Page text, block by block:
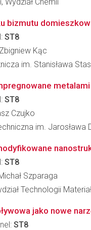
bizmutu
ST8
Kąc
im. Stanisława
ST8
Czujko
im. Jarosława
ST8
Szparaga
Technologii
jako nowe
ST8